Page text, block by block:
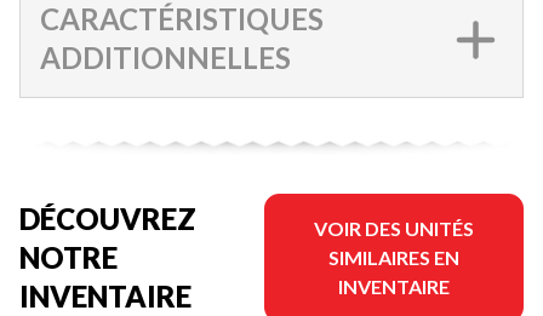
CARACTÉRISTIQUES
ADDITIONNELLES
DÉCOUVREZ
NOTRE
INVENTAIRE
VOIR DES UNITÉS
SIMILAIRES EN
INVENTAIRE